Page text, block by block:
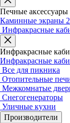
Печные аксессуары
Каминные экраны
Инфракрасные
Инфракрасные
Инфракрасные
Все для пикника
Отопительные
Межкомнатые
Снегогенераторы
Уличные кухни
Производители